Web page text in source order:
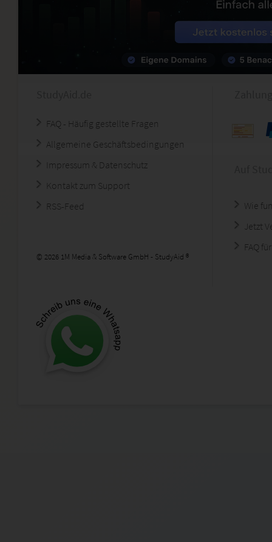
FAQ - Häufig gestellte Fragen
Allgemeine Geschäftsbedingungen
Impressum & Datenschutz
Kontakt zum Support
RSS-Feed
© 2026 1M Media & Software GmbH - StudyAid ®
Wie
Jetzt
FAQ